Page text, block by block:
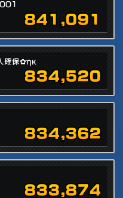
841,091
確保✿ηκ
834,520
834,362
833,874